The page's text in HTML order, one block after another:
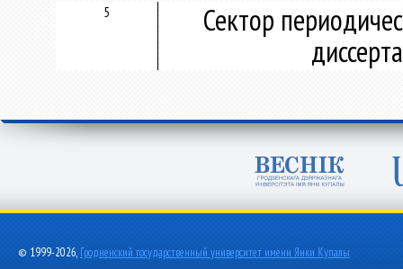
5
Сектор
© 1999-2026, Гродненский государственный университет имени Янки Купалы